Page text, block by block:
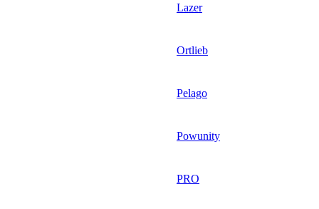
Lazer
Ortlieb
Pelago
Powunity
PRO